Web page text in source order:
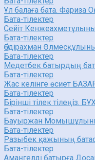
Ұл балаға бата. Фариза
Бата-тілектер
Сейіт
Бата-тілектер
Әбдірахман
Бата-тілектер
Медетбек батырдың
Бата-тілектер
Жас келінге өсиет
Бата-тілектер
Бірінші тілек тілеңіз.
Бата-тілектер
Бауыржан
Бата-тілектер
Разыбек қажының
Бата-тілектер
Амангелді батырға